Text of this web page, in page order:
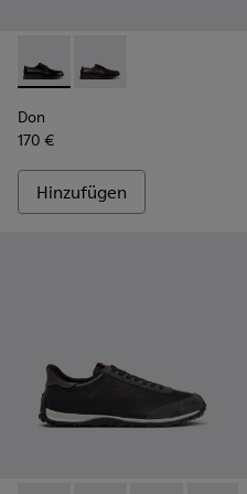
Sneaker aus
011 - Blaue Sneaker aus
010
- K101109-007 - Braune
Don - K101140-001 -
Don - K101140-003
Don
170 €
Hinzufügen